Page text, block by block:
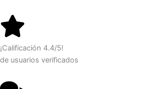
¡Calificación 4.4/5!
de usuarios verificados